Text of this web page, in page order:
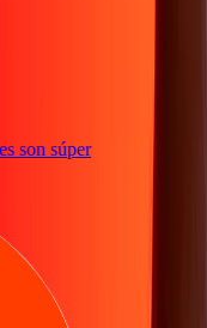
son súper